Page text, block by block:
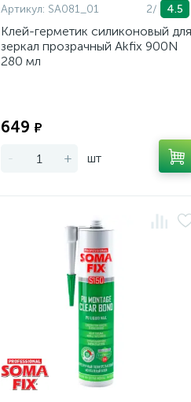
Артикул: SA081_01 2/ 4.5
Клей-герметик силиконовый для
зеркал прозрачный Akfix 900N
280 мл
649 ₽
- + шт